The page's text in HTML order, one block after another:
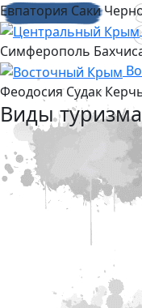
Евпатория Саки
Симферополь
Феодосия Судак
Виды туризма